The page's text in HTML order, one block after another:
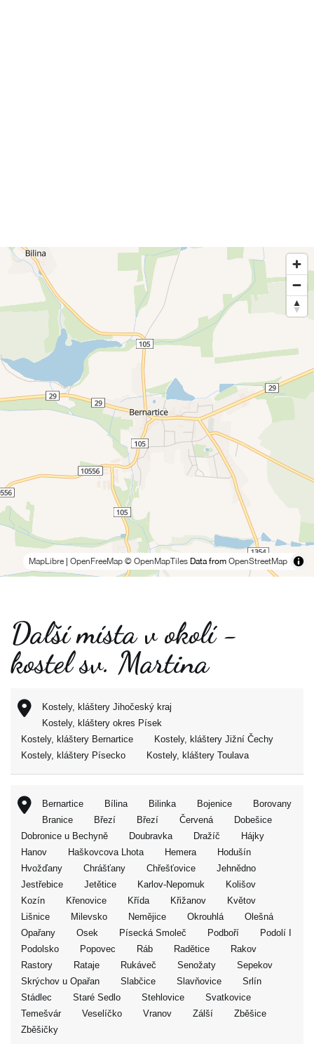
MapLibre OpenFreeMap © OpenMapTiles Data from OpenStreetMap
Další místa v okolí -
kostel sv. Martina
Kostely, kláštery Jihočeský kraj
Kostely, kláštery okres Písek
Kostely, kláštery Bernartice
Kostely, kláštery Jižní Čechy
Kostely, kláštery Písecko
Kostely, kláštery Toulava
Bernartice Bílina Bilinka Bojenice
Borovany
Branice
Březí Březí Červená
Dobešice
Dobronice u Bechyně
Doubravka Dražíč
Hájky
Hanov
Haškovcova Lhota Hemera
Hodušín
Hvožďany
Chrášťany Chřešťovice
Jehnědno
Jestřebice
Jetětice Karlov-Nepomuk
Kolišov
Kozín
Křenovice Křída Křižanov
Květov
Lišnice
Milevsko Nemějice Okrouhlá
Olešná
Opařany
Osek Písecká Smoleč Podboří
Podolí I
Podolsko
Popovec Ráb Radětice
Rakov
Rastory
Rataje Rukáveč Senožaty
Sepekov
Skrýchov u Opařan
Slabčice Slavňovice
Srlín
Stádlec
Staré Sedlo Stehlovice
Svatkovice
Temešvár
Veselíčko Vranov Zálší
Zběšice
Zběšičky